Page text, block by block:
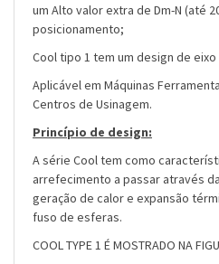
um Alto valor extra de Dm-N (até
posicionamento;
Cool tipo 1 tem um design de
Aplicável em Máquinas
Centros de Usinagem.
Princípio de design:
A série Cool tem como
arrefecimento a passar através
geração de calor e expansão
fuso de esferas.
COOL TYPE 1 É MOSTRADO NA